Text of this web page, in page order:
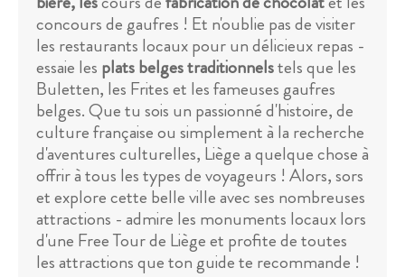
concours de gaufres ! Et n'oublie pas de visiter
les restaurants locaux pour un délicieux repas -
essaie les plats belges traditionnelstels que les
Buletten, les Frites et les fameuses gaufres
belges. Que tu sois un passionné d'histoire, de
culture française ou simplement à la recherche
d'aventures culturelles, Liège a quelque chose à
offrir à tous les types de voyageurs ! Alors, sors
et explore cette belle ville avec ses nombreuses
attractions - admire les monuments locaux lors
d'une Free Tour de Liège et profite de toutes
les attractions que ton guide te recommande !